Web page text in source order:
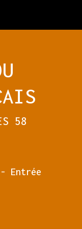
58
Entrée